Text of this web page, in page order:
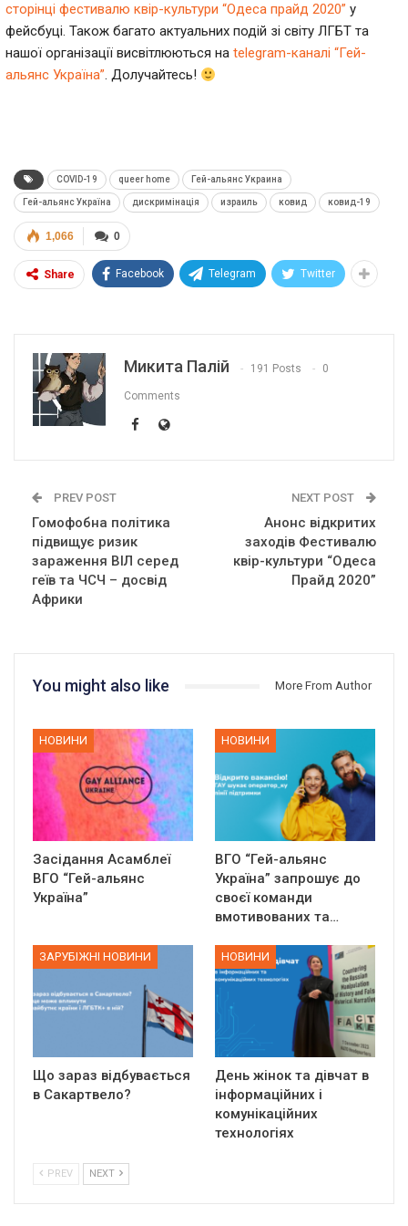
сторінці фестивалю квір-культури “Одеса прайд 2020” у
фейсбуці. Також багато актуальних подій зі світу ЛГБТ та
нашої організації висвітлюються на telegram-каналі “Гей-
альянс Україна”. Долучайтесь!
COVID-19 queer home Гей-альянс Украина
Гей-альянс Україна дискримінація израиль ковид ковид-19
0
1,066
Share Facebook Telegram Twitter
Микита Палій 191 Posts 0
Comments
PREV POST
Гомофобна політика
підвищує ризик
зараження ВІЛ серед
геїв та ЧСЧ – досвід
Африки
NEXT POST
Анонс відкритих
заходів Фестивалю
квір-культури “Одеса
Прайд 2020”
You might also like More From Author
НОВИНИ
Засідання Асамблеї
ВГО “Гей-альянс
Україна”
НОВИНИ
ВГО “Гей-альянс
Україна” запрошує до
своєї команди
вмотивованих та…
ЗАРУБІЖНІ НОВИНИ
Що зараз відбувається
в Сакартвело?
НОВИНИ
День жінок та дівчат в
інформаційних і
комунікаційних
технологіях
PREV NEXT